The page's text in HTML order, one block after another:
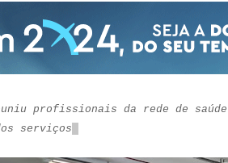
profissionais da rede de
serviços